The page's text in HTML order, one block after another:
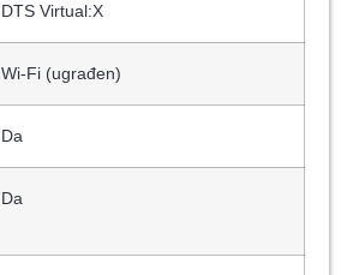
DTS Virtual:X
Wi-Fi (ugrađen)
Da
Da